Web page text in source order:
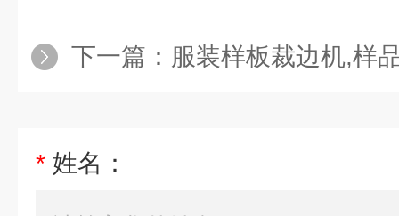
下一篇： 服装样板裁边机,样品裁
* 姓名：